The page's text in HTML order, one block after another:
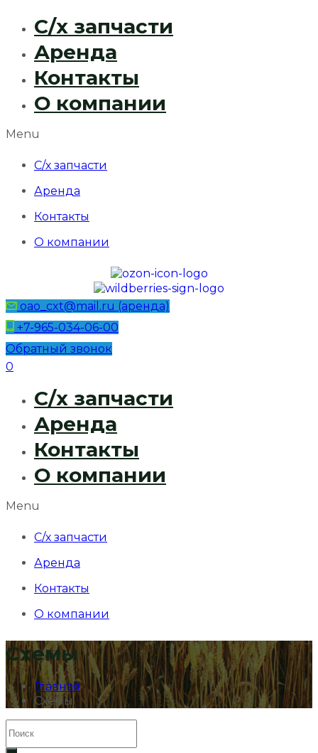
С/х запчасти
Аренда
Контакты
О компании
Menu
С/х запчасти
Аренда
Контакты
О компании
oao_cxt@mail.ru (аренда)
+7-965-034-06-00
Обратный звонок
0
С/х запчасти
Аренда
Контакты
О компании
Menu
С/х запчасти
Аренда
Контакты
О компании
Схемы
Главная
Схемы